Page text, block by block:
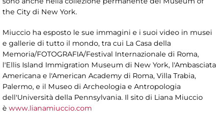
the City di New York.
Miuccio ha esposto le sue immagini e i suoi video in musei
e gallerie di tutto il mondo, tra cui La Casa della
Memoria/FOTOGRAFIA/Festival Internazionale di Roma,
l'Ellis Island Immigration Museum di New York, l'Ambasciata
Americana e l'American Academy di Roma, Villa Trabia,
Palermo, e il Museo di Archeologia e Antropologia
dell'Università della Pennsylvania. Il sito di Liana Miuccio
è www.lianamiuccio.com